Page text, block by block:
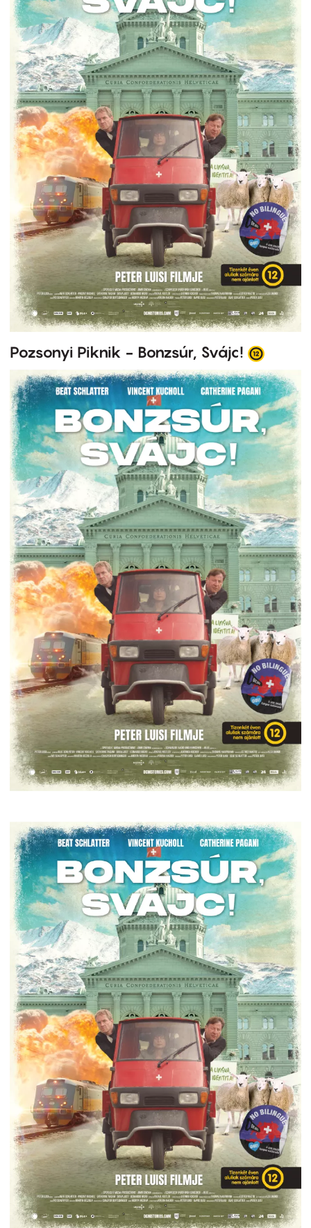
Pozsonyi Piknik - Bonzsúr, Svájc!